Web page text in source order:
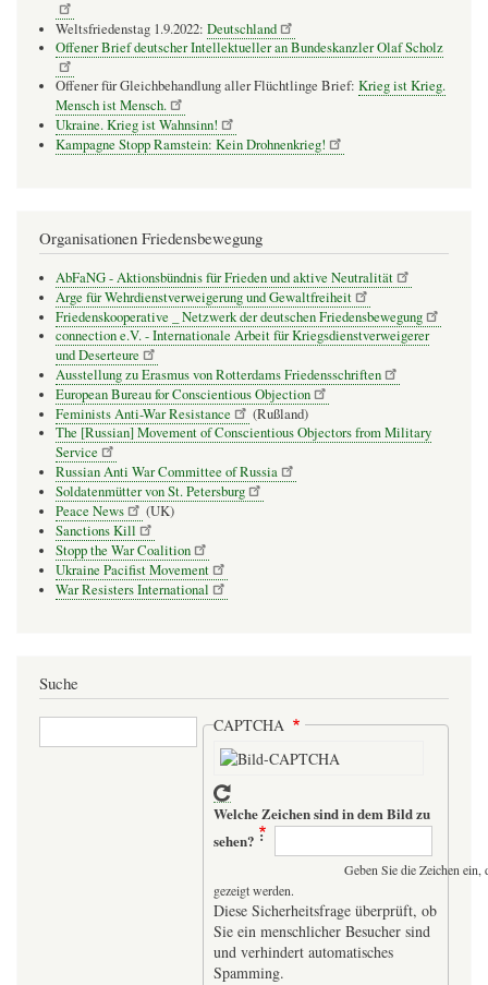
Weltsfriedenstag 1.9.2022: Deutschland
Offener Brief deutscher Intellektueller an Bundeskanzler Olaf Scholz
Offener für Gleichbehandlung aller Flüchtlinge Brief: Krieg ist Krieg.
Mensch ist Mensch.
Ukraine. Krieg ist Wahnsinn!
Kampagne Stopp Ramstein: Kein Drohnenkrieg!
Organisationen Friedensbewegung
AbFaNG - Aktionsbündnis für Frieden und aktive Neutralität
Arge für Wehrdienstverweigerung und Gewaltfreiheit
Friedenskooperative _ Netzwerk der deutschen Friedensbewegung
connection e.V. - Inter­na­tio­nale Arbeit für Kriegs­dienst­ver­wei­gerer
und Deser­teure
Ausstellung zu Erasmus von Rotterdams Friedensschriften
European Bureau for Conscientious Objection
Feminists Anti-War Resistance
(Rußland)
The [Russian] Movement of Conscientious Objectors from Military
Service
Russian Anti War Committee of Russia
Soldatenmütter von St. Petersburg
Peace News
(UK)
Sanctions Kill
Stopp the War Coalition
Ukraine Pacifist Movement
War Resisters International
Suche
Suche CAPTCHA
Welche Zeichen sind in dem Bild zu
sehen?
Geben Sie die Zeichen
gezeigt werden.
Diese Sicherheitsfrage überprüft, ob
Sie ein menschlicher Besucher sind
und verhindert automatisches
Spamming.